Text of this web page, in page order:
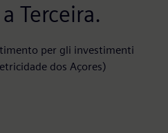
Terceira.
per gli investimenti
dos Açores)